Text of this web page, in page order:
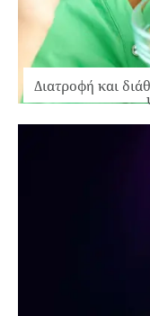
Διατροφή και